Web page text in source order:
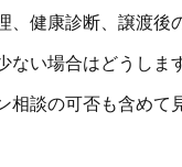
、健康診断、譲渡後
ない場合はどうしま
相談の可否も含めて